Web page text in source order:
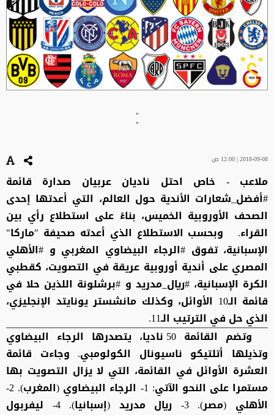
"
"
2018-09-08 | 12:00 ص
ملاعب - خاص احتل ناديان عربيان صدارة قائمة
#أفضل_شعارات الأندية حول العالم، التي أعدتها إحدى
الصحف الأوروبية الخميس، بناءً على استطلاع رأي بين
القراء. وبحسب الاستطلاع الذي أعدته صحيفة "ماركا"
الإسبانية، تفوق #الرجاء البيضاوي المغربي و #الأهلي
المصري على أندية أوروبية عريقة في التصويت، كقطبي
الكرة الإسبانية، #ريال_مدريد و #برشلونة اللذين حلا في
قائمة الـ10 الأوائل، وكذلك مانشستر يونايتد الإنجليزي،
الذي حل في الترتيب الـ11.
وتضم القائمة 50 ناديا، يتصدرها الرجاء البيضاوي
وتذيلها أتلتيكو ناسيونال الكولومبي. وجاءت قائمة
العشرة الأوائل في القائمة، التي لا يزال التصويت بها
مستمرا على النحو الآتي: 1- الرجاء البيضاوي (المغرب). 2-
الأهلي (مصر). 3- ريال مدريد (إسبانيا). 4- ليفربول